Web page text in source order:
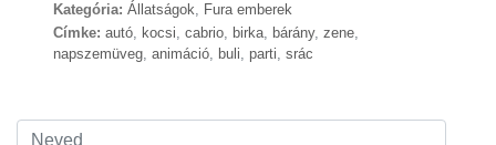
Kategória: Állatságok, Fura emberek
Címke: autó, kocsi, cabrio, birka, bárány, zene,
napszemüveg, animáció, buli, parti, srác